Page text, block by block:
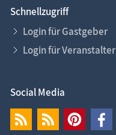
Schnellzugriff
Login für Gastgeber
Login für Veranstalter
Social Media